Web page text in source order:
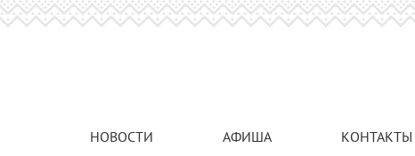
НОВОСТИ АФИША КОНТАКТЫ